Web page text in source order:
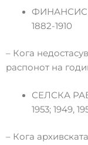
1882-1910
– Кога
распонот на
СЕЛСКА
1953; 1949,
– Кога